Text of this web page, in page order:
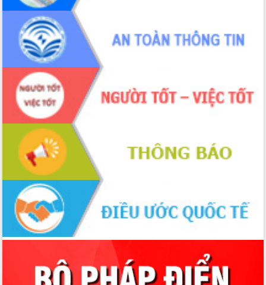
Phát động hai phong trào thi đua quan
trọng trong kỷ nguyên mới
Hội nghị lần thứ tư Ban Chỉ đạo công
tác bầu cử tỉnh Đắk Lắk
Hội nghị Báo cáo viên Trung ương
tháng 01/2026
Phó Thủ tướng Hồ Quốc Dũng đánh giá
cao kết quả Chiến dịch Quang Trung
tại Đắk Lắk
Hội nghị Ban Chấp hành Đảng bộ tỉnh
Đắk Lắk lần thứ 2 (mở rộng)
Tập trung giải phóng mặt bằng, đẩy
nhanh tiến độ Tuyến đường bộ ven
biển
Gỡ khó, khởi công xây dựng, sửa chữa
toàn bộ nhà ở cho hộ dân đúng tiến độ
đề ra
UBND tỉnh Đắk Lắk tổng kết công tác
quốc phòng, quân sự địa phương năm
Tập trung triển khai quyết liệt, đồng bộ
các giải pháp nhằm thực hiện hiệu quả